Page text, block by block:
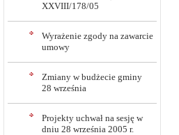
XXVIII/178/05
Wyrażenie zgody na zawarcie
umowy
Zmiany w budżecie gminy
28 września
Projekty uchwał na sesję w
dniu 28 września 2005 r.